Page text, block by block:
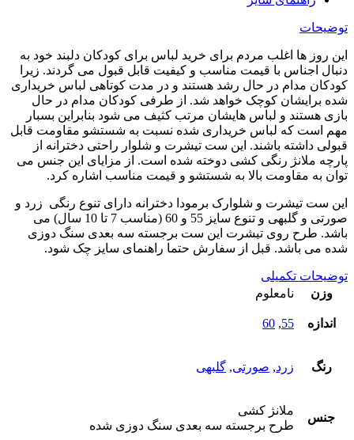
توضیحات
این روز ها اغلب مردم برای خرید لباس برای کودکان دلبند خود به
دنبال اجناس با قیمت مناسب و کیفیت قابل قبول می گردند. زیرا
کودکان مدام در حال رشد هستند و در مدت کوتاهی لباس خریداری
شده برایشان کوچک خواهد شد. از طرفی کودکان مدام در حال
بازی هستند و لباس هایشان مرتب کثیف می شود بنابراین بسبار
مهم است که لباس خریداری شده نسبت به شستشو مقاومت قابل
قبولی داشته باشند. این ست تیشرت و شلوار راحتی دخترانه از
پارچه ملانژ رنگی کشی دوخته شده است. از مزایای این جنس می
توان به مقاومت بالا به شستشو و قیمت مناسب اشاره کرد.
این ست تیشرت و شلوارک برمودا دخترانه دارای تنوع رنگی زرد و
صورتی و گلبهی و تنوع سایز 55 و 60 (مناسب 7 تا 10 سال) می
باشد. طرح روی تیشرت این ست برجسته سه بعدی سنگ دوزی
شده می باشد. قبل از سفارش حتما راهنمای سایز چک شود.
توضیحات تکمیلی
وزن
نامعلوم
اندازه 55
,
60
رنگ زرد, صورتی, گلبهی
جنس
ملانژ کشی
طرح برجسته سه بعدی سنگ دوزی شده